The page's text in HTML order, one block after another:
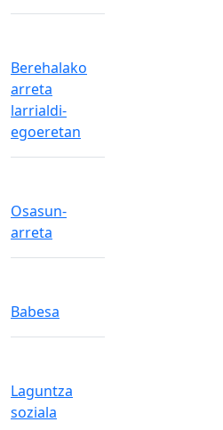
Berehalako
arreta
larrialdi-
egoeretan
Osasun-
arreta
Babesa
Laguntza
soziala